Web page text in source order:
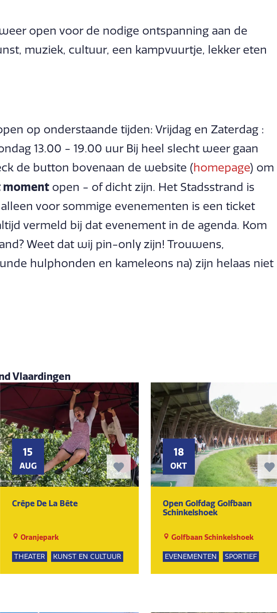
open voor de nodige ontspanning aan de
muziek, cultuur, een kampvuurtje, lekker eten
op onderstaande tijden: Vrijdag en Zaterdag :
13.00 - 19.00 uur Bij heel slecht weer gaan
de button bovenaan de website (homepage) om
moment open - of dicht zijn. Het Stadsstrand is
voor sommige evenementen is een ticket
vermeld bij dat evenement in de agenda. Kom
Weet dat wij pin-only zijn! Trouwens,
hulphonden en kameleons na) zijn helaas niet
Vlaardingen
15
AUG
Crêpe De La Bête
Oranjepark
THEATER KUNST EN CULTUUR
18
OKT
Open Golfdag Golfbaan
Schinkelshoek
Golfbaan Schinkelshoek
EVENEMENTEN SPORTIEF